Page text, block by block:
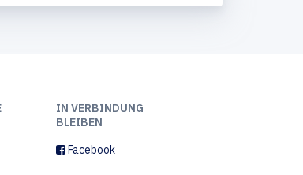
IN VERBINDUNG
BLEIBEN
Facebook